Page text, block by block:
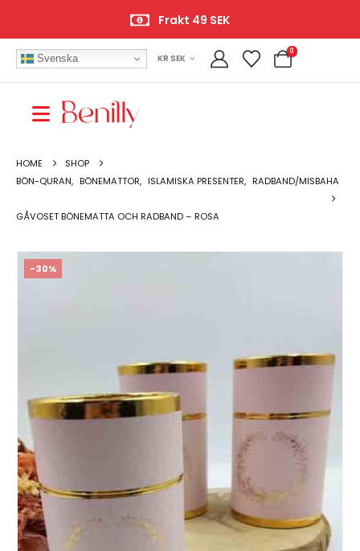
Frakt 49 SEK
Svenska KR SEK
0
HOME
SHOP
BÖN-QURAN, BÖNEMATTOR, ISLAMISKA PRESENTER, RADBAND/MISBAHA
GÅVOSET BÖNEMATTA OCH RADBAND – ROSA
-30%